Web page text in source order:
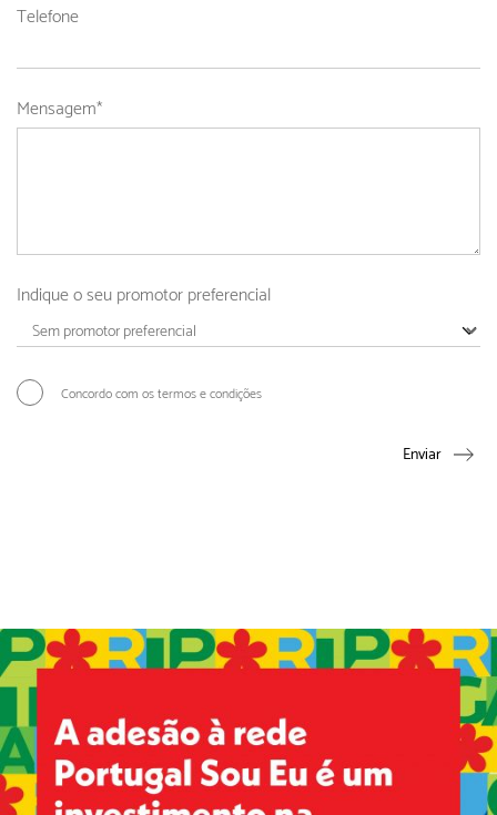
Telefone
Mensagem*
Indique o seu promotor preferencial
Concordo com os termos e condições
Enviar